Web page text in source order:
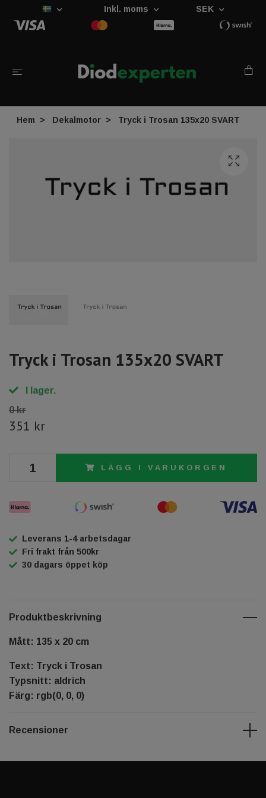
Inkl. moms SEK
Hem Dekalmotor Tryck i Trosan 135x20 SVART
Tryck i Trosan 135x20 SVART
I lager.
0 kr
351 kr
LÄGG I VARUKORGEN
Leverans 1-4 arbetsdagar
Fri frakt från 500kr
30 dagars öppet köp
Produktbeskrivning
Mått: 135 x 20 cm
Text: Tryck i Trosan
Typsnitt: aldrich
Färg: rgb(0, 0, 0)
Recensioner